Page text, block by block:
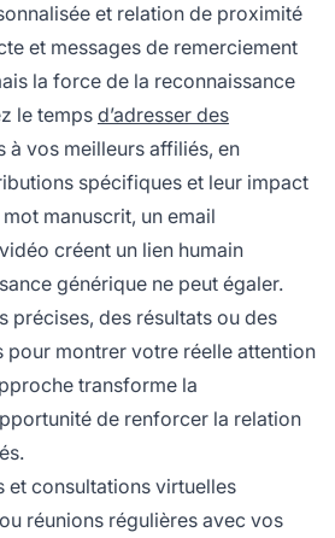
et relation de proximité
et messages de remerciement
la force de la reconnaissance
le temps d’adresser des
à vos meilleurs affiliés, en
spécifiques et leur impact
manuscrit, un email
créent un lien humain
générique ne peut égaler.
précises, des résultats ou des
montrer votre réelle attention
transforme la
de renforcer la relation
et consultations virtuelles
réunions régulières avec vos